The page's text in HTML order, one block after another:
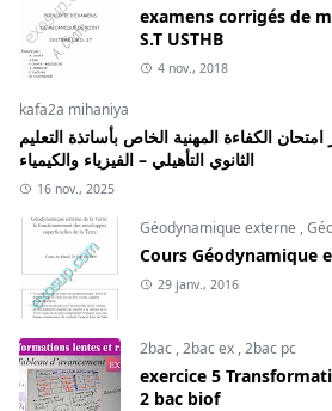
examens corrigés de
S.T USTHB
4 nov., 2018
kafa2a mihaniya
امتحان الكفاءة المهنية الخاص بأساتذة التعليم
الثانوي التأهيلي – الفيزياء والكيمياء
16 nov., 2025
Géodynamique externe ,
Cours Géodynamique
29 janv., 2016
2bac ,2bac ex ,2bac pc
exercice 5
2 bac biof